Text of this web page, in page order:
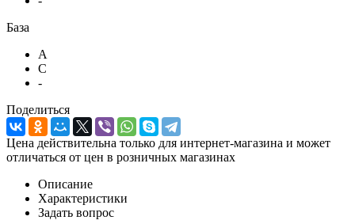
База
A
C
-
Поделиться
Цена действительна только для интернет-магазина и может
отличаться от цен в розничных магазинах
Описание
Характеристики
Задать вопрос